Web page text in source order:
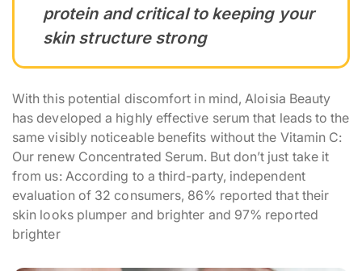
protein and critical to keeping your
skin structure strong
With this potential discomfort in mind, Aloisia Beauty
has developed a highly effective serum that leads to the
same visibly noticeable benefits without the Vitamin C:
Our renew Concentrated Serum. But don’t just take it
from us: According to a third-party, independent
evaluation of 32 consumers, 86% reported that their
skin looks plumper and brighter and 97% reported
brighter